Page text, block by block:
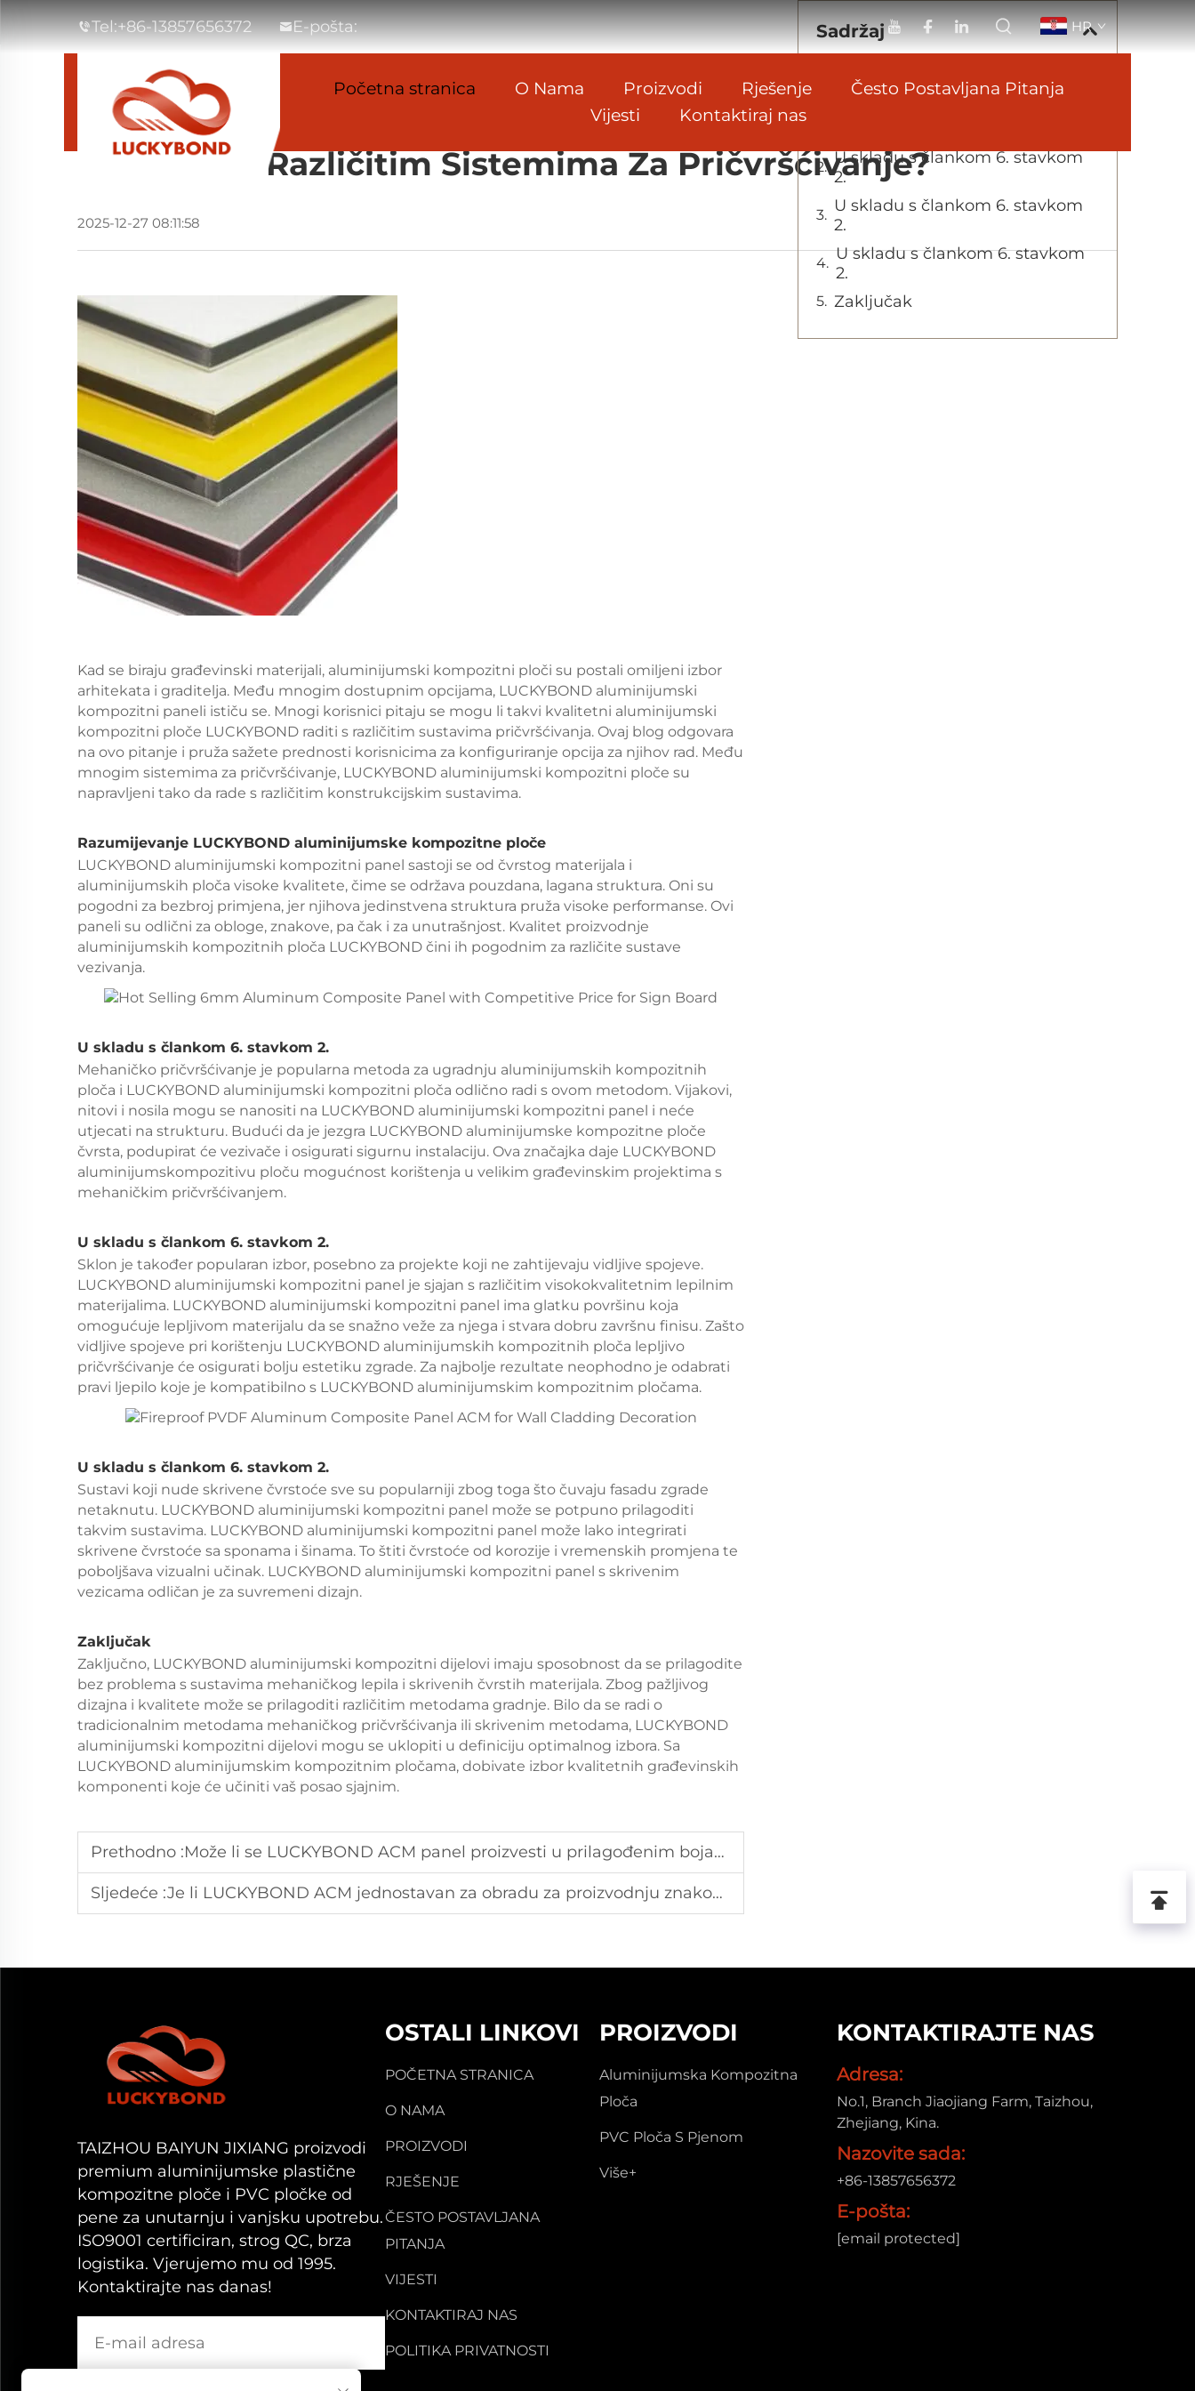
Tel:+86-13857656372 E-pošta: HR
Početna stranica O Nama Proizvodi Rješenje
Često Postavljana Pitanja
Vijesti
Kontaktiraj nas
Je Li LUCKYBOND Aluminijumski Kompozit Kompatibilan S
Različitim Sistemima Za Pričvršćivanje?
2025-12-27 08:11:58
Kad se biraju građevinski materijali, aluminijumski kompozitni ploči su postali omiljeni izbor
arhitekata i graditelja. Među mnogim dostupnim opcijama, LUCKYBOND aluminijumski
kompozitni paneli ističu se. Mnogi korisnici pitaju se mogu li takvi kvalitetni aluminijumski
kompozitni ploče LUCKYBOND raditi s različitim sustavima pričvršćivanja. Ovaj blog odgovara
na ovo pitanje i pruža sažete prednosti korisnicima za konfiguriranje opcija za njihov rad. Među
mnogim sistemima za pričvršćivanje, LUCKYBOND aluminijumski kompozitni ploče su
napravljeni tako da rade s različitim konstrukcijskim sustavima.
Razumijevanje LUCKYBOND aluminijumske kompozitne ploče
LUCKYBOND aluminijumski kompozitni panel sastoji se od čvrstog materijala i
aluminijumskih ploča visoke kvalitete, čime se održava pouzdana, lagana struktura. Oni su
pogodni za bezbroj primjena, jer njihova jedinstvena struktura pruža visoke performanse. Ovi
paneli su odlični za obloge, znakove, pa čak i za unutrašnjost. Kvalitet proizvodnje
aluminijumskih kompozitnih ploča LUCKYBOND čini ih pogodnim za različite sustave
vezivanja.
U skladu s člankom 6. stavkom 2.
Mehaničko pričvršćivanje je popularna metoda za ugradnju aluminijumskih kompozitnih
ploča i LUCKYBOND aluminijumski kompozitni ploča odlično radi s ovom metodom. Vijakovi,
nitovi i nosila mogu se nanositi na LUCKYBOND aluminijumski kompozitni panel i neće
utjecati na strukturu. Budući da je jezgra LUCKYBOND aluminijumske kompozitne ploče
čvrsta, podupirat će vezivače i osigurati sigurnu instalaciju. Ova značajka daje LUCKYBOND
aluminijumskompozitivu ploču mogućnost korištenja u velikim građevinskim projektima s
mehaničkim pričvršćivanjem.
U skladu s člankom 6. stavkom 2.
Sklon je također popularan izbor, posebno za projekte koji ne zahtijevaju vidljive spojeve.
LUCKYBOND aluminijumski kompozitni panel je sjajan s različitim visokokvalitetnim lepilnim
materijalima. LUCKYBOND aluminijumski kompozitni panel ima glatku površinu koja
omogućuje lepljivom materijalu da se snažno veže za njega i stvara dobru završnu finisu. Zašto
vidljive spojeve pri korištenju LUCKYBOND aluminijumskih kompozitnih ploča lepljivo
pričvršćivanje će osigurati bolju estetiku zgrade. Za najbolje rezultate neophodno je odabrati
pravi ljepilo koje je kompatibilno s LUCKYBOND aluminijumskim kompozitnim pločama.
U skladu s člankom 6. stavkom 2.
Sustavi koji nude skrivene čvrstoće sve su popularniji zbog toga što čuvaju fasadu zgrade
netaknutu. LUCKYBOND aluminijumski kompozitni panel može se potpuno prilagoditi
takvim sustavima. LUCKYBOND aluminijumski kompozitni panel može lako integrirati
skrivene čvrstoće sa sponama i šinama. To štiti čvrstoće od korozije i vremenskih promjena te
poboljšava vizualni učinak. LUCKYBOND aluminijumski kompozitni panel s skrivenim
vezicama odličan je za suvremeni dizajn.
Zaključak
Zaključno, LUCKYBOND aluminijumski kompozitni dijelovi imaju sposobnost da se prilagodite
bez problema s sustavima mehaničkog lepila i skrivenih čvrstih materijala. Zbog pažljivog
dizajna i kvalitete može se prilagoditi različitim metodama gradnje. Bilo da se radi o
tradicionalnim metodama mehaničkog pričvršćivanja ili skrivenim metodama, LUCKYBOND
aluminijumski kompozitni dijelovi mogu se uklopiti u definiciju optimalnog izbora. Sa
LUCKYBOND aluminijumskim kompozitnim pločama, dobivate izbor kvalitetnih građevinskih
komponenti koje će učiniti vaš posao sjajnim.
Prethodno :Može li se LUCKYBOND ACM panel proizvesti u prilagođenim bojama i završnim dijelovima?
Sljedeće :Je li LUCKYBOND ACM jednostavan za obradu za proizvodnju znakova i prikaza?
Sadržaj
Razumijevanje LUCKYBOND
U skladu s člankom 6. stavkom
2.
U skladu s člankom 6. stavkom
2.
U skladu s člankom 6. stavkom
2.
Zaključak
TAIZHOU BAIYUN JIXIANG proizvodi
premium aluminijumske plastične
kompozitne ploče i PVC pločke od
pene za unutarnju i vanjsku upotrebu.
ISO9001 certificiran, strog QC, brza
logistika. Vjerujemo mu od 1995.
Kontaktirajte nas danas!
OSTALI LINKOVI
POČETNA STRANICA
O NAMA
PROIZVODI
RJEŠENJE
ČESTO POSTAVLJANA
PITANJA
VIJESTI
KONTAKTIRAJ NAS
POLITIKA PRIVATNOSTI
PROIZVODI
Aluminijumska Kompozitna
Ploča
PVC Ploča S Pjenom
Više+
KONTAKTIRAJTE NAS
Adresa:
No.1, Branch Jiaojiang Farm, Taizhou,
Zhejiang, Kina.
Nazovite sada:
+86-13857656372
E-pošta:
[email protected]